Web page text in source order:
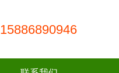
15886890946